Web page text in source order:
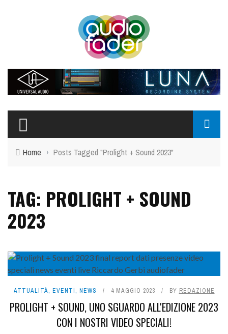
Home › Posts Tagged "Prolight + Sound 2023"
TAG: PROLIGHT + SOUND
2023
ATTUALITÀ, EVENTI, NEWS 4 MAGGIO 2023 BY REDAZIONE
PROLIGHT + SOUND, UNO SGUARDO ALL'EDIZIONE 2023
CON I NOSTRI VIDEO SPECIALI!